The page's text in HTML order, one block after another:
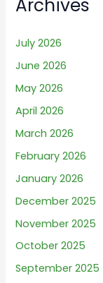
Archives
July 2026
June 2026
May 2026
April 2026
March 2026
February 2026
January 2026
December 2025
November 2025
October 2025
September 2025